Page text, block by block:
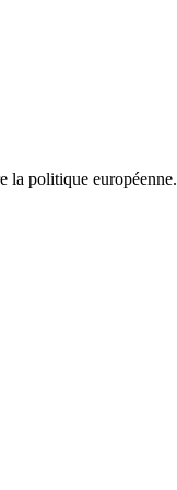
la politique européenne.